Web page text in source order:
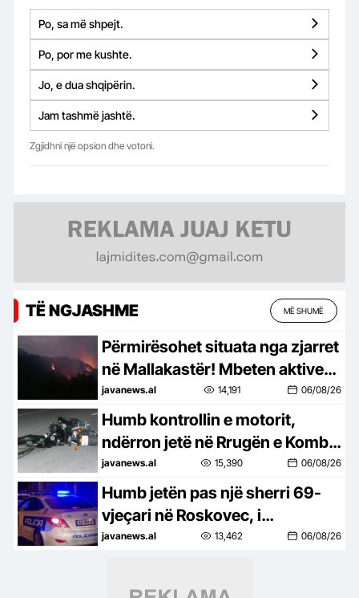
Po, sa më shpejt.
Po, por me kushte.
Jo, e dua shqipërin.
Jam tashmë jashtë.
Zgjidhni një opsion dhe votoni.
TË NGJASHME MË SHUMË
Përmirësohet situata nga zjarret
në Mallakastër! Mbeten aktive
10 vatra nga veriu në jug
javanews.al 14,191 06/08/26
Humb kontrollin e motorit,
ndërron jetë në Rrugën e Kombit
shqiptari nga Kosova
javanews.al 15,390 06/08/26
Humb jetën pas një sherri 69-
vjeçari në Roskovec, i
pranishëm edhe i biri! Dinamika
javanews.al 13,462 06/08/26